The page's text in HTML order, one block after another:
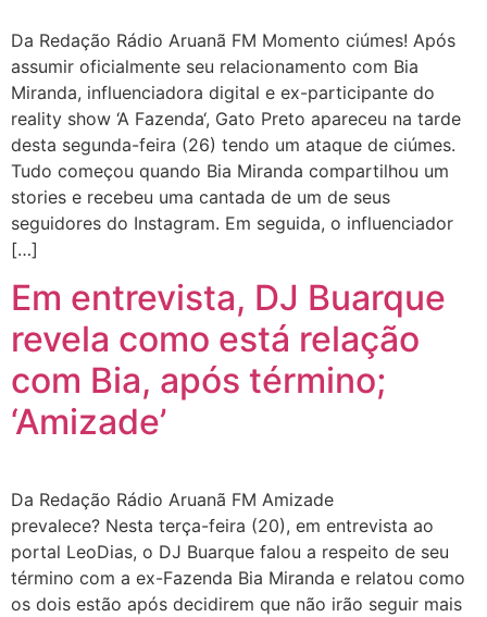
Da Redação Rádio Aruanã FM Momento ciúmes! Após
assumir oficialmente seu relacionamento com Bia
Miranda, influenciadora digital e ex-participante do
reality show ‘A Fazenda‘, Gato Preto apareceu na tarde
desta segunda-feira (26) tendo um ataque de ciúmes.
Tudo começou quando Bia Miranda compartilhou um
stories e recebeu uma cantada de um de seus
seguidores do Instagram. Em seguida, o influenciador
[…]
Em entrevista, DJ Buarque
revela como está relação
com Bia, após término;
‘Amizade’
Da Redação Rádio Aruanã FM Amizade
prevalece? Nesta terça-feira (20), em entrevista ao
portal LeoDias, o DJ Buarque falou a respeito de seu
término com a ex-Fazenda Bia Miranda e relatou como
os dois estão após decidirem que não irão seguir mais